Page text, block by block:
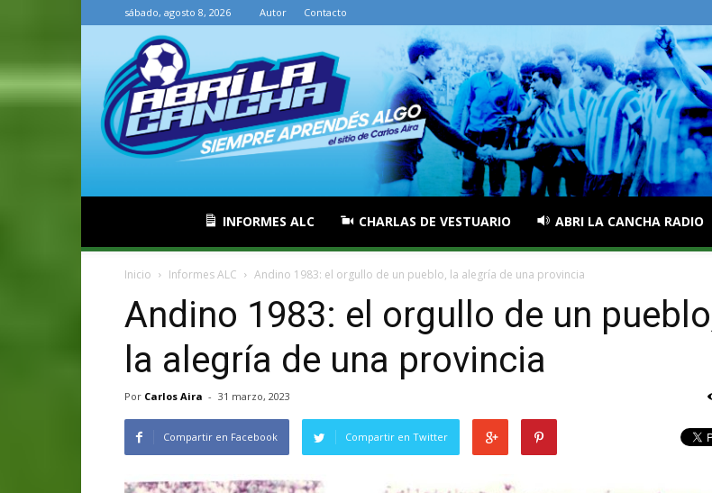
sábado, agosto 8, 2026 Autor Contacto
INFORMES ALC CHARLAS DE VESTUARIO ABRI LA CANCHA RADIO
Inicio Informes ALC Andino 1983: el orgullo de un pueblo, la alegría de una provincia
Andino 1983: el orgullo de un
la alegría de una provincia
Por Carlos Aira - 31 marzo, 2023
Compartir en Facebook Compartir en Twitter